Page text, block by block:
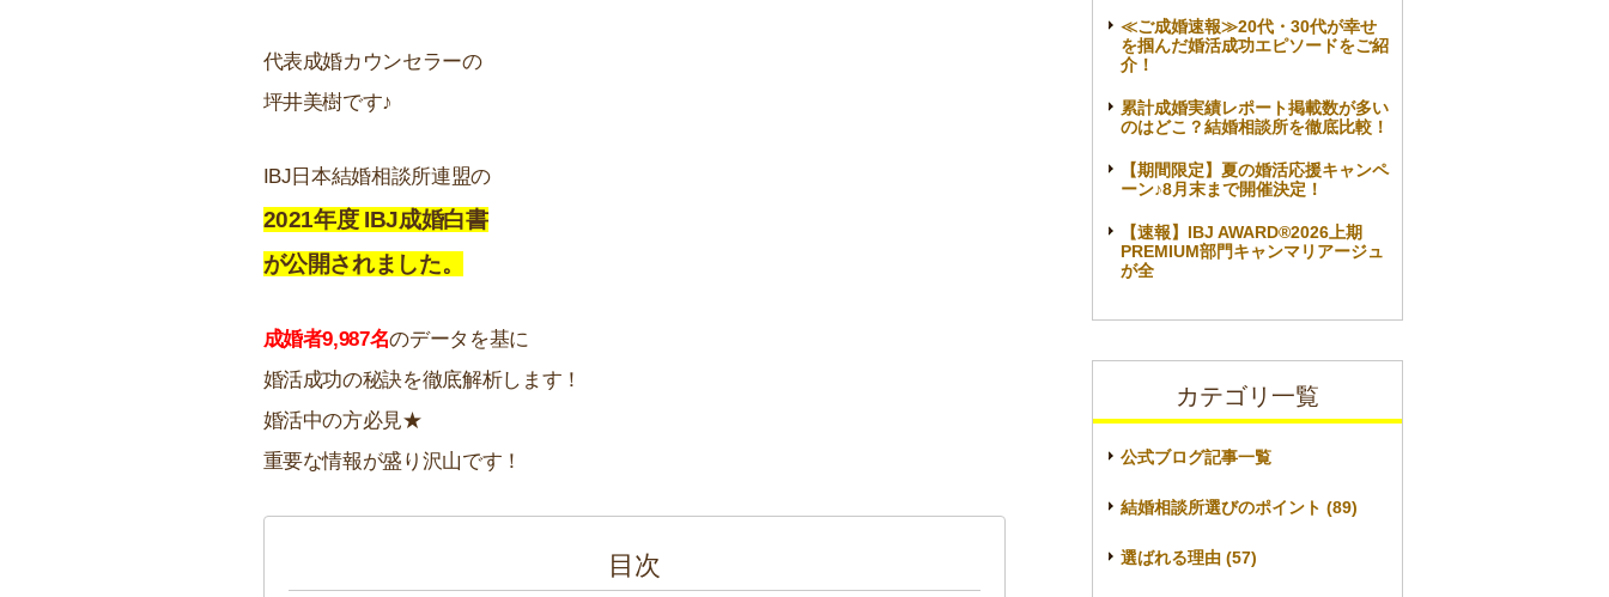
代表成婚カウンセラーの
坪井美樹です♪
IBJ日本結婚相談所連盟の
2021年度 IBJ成婚白書
が公開されました。
成婚者9,987名のデータを基に
婚活成功の秘訣を徹底解析します！
婚活中の方必見★
重要な情報が盛り沢山です！
目次
≪ご成婚速報≫20代・30代が幸せ
を掴んだ婚活成功エピソードをご紹
介！
累計成婚実績レポート掲載数が多い
のはどこ？結婚相談所を徹底比較！
【期間限定】夏の婚活応援キャンペ
ーン♪8月末まで開催決定！
【速報】IBJ AWARD®2026上期
PREMIUM部門キャンマリアージュ
が全
カテゴリ一覧
公式ブログ記事一覧
結婚相談所選びのポイント (89)
選ばれる理由 (57)